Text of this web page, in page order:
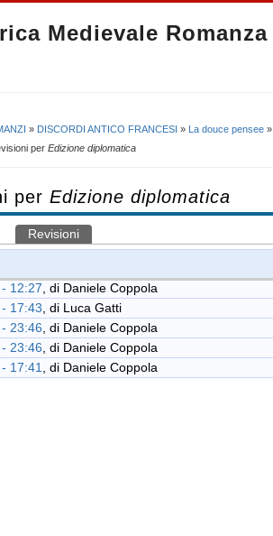
Medievale Romanza
» DISCORDI ANTICO FRANCESI » La douce pensee »
per Edizione diplomatica
per Edizione diplomatica
Revisioni
12:27 , di Daniele Coppola
17:43 , di Luca Gatti
23:46 , di Daniele Coppola
23:46 , di Daniele Coppola
17:41
, di Daniele Coppola